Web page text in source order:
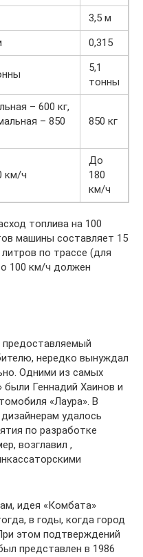
3,5 м
0,315
5,1
тонны
– 600 кг,
– 850
850 кг
км/ч
До
180
км/ч
топлива на 100
машины составляет 15
по трассе (для
100 км/ч должен
нередко вынуждал
Одними из самых
были Геннадий Хаинов и
«Лаура». В
удалось
по разработке
возглавил ,
идея «Комбата»
в годы, когда город
этом подтверждений
представлен в 1986